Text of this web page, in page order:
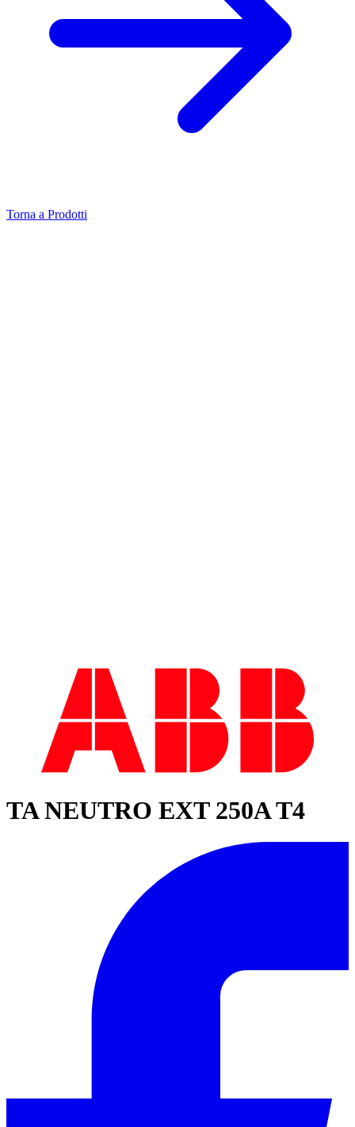
Torna a Prodotti
TA NEUTRO EXT 250A T4